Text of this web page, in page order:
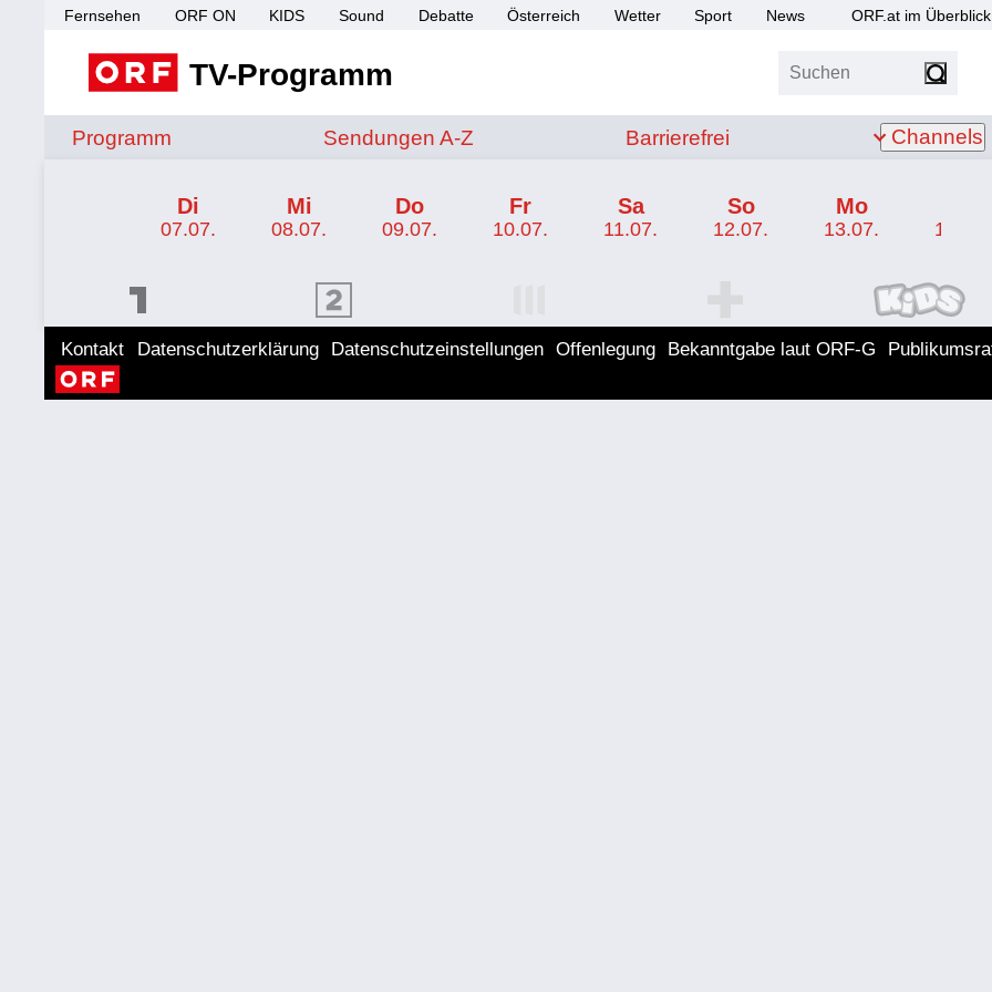
Fernsehen ORF ON KIDS Sound Debatte Österreich Wetter Sport News ORF.at im Überblick
TV-Programm Suchen
Programm Sendungen von A bis Z
Sendungen A-Z Barrierefrei
Barrierefrei Channels
Di
07.07.
Mi
08.07.
Do
09.07.
Fr
10.07.
Sa
11.07.
So
12.07.
Mo
13.07. 14.07.
ORF 2 Programm ORF KIDS Programm
Kontakt Datenschutzerklärung Datenschutzeinstellungen Offenlegung Bekanntgabe laut ORF-G